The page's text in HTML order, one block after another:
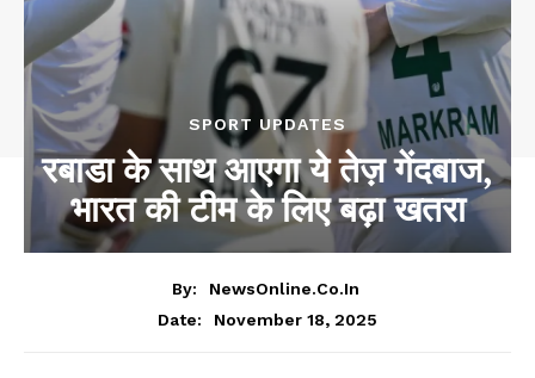
SPORT UPDATES
रबाडा के साथ आएगा ये तेज़ गेंदबाज,
भारत की टीम के लिए बढ़ा खतरा
By:
NewsOnline.co.in
Date:
November 18, 2025